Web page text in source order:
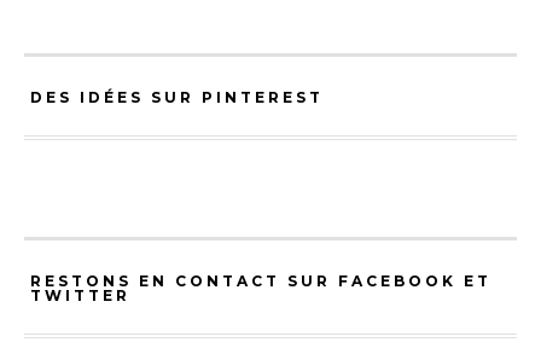
DES IDÉES SUR PINTEREST
RESTONS EN CONTACT SUR FACEBOOK ET
TWITTER